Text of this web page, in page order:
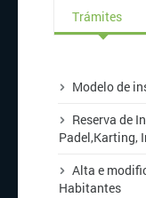
Trámites
Modelo de
Reserva de
Padel,Karting,
Alta e
Habitantes